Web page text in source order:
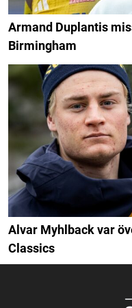
Armand Duplantis
Birmingham
Alvar Myhlback var
Classics